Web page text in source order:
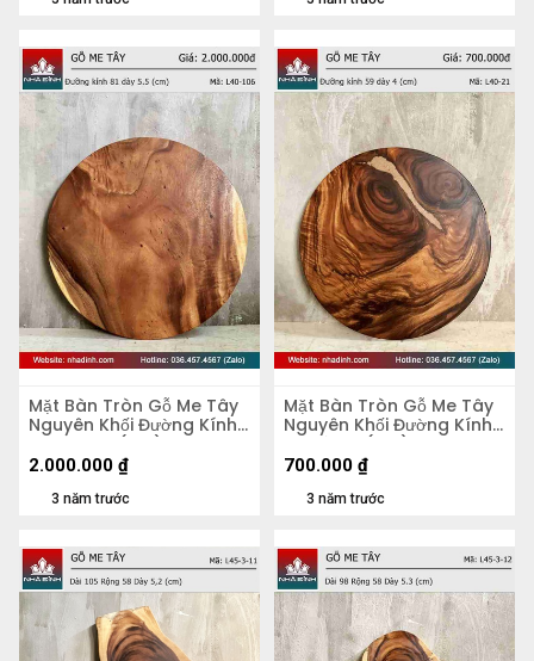
Mặt Bàn Tròn Gỗ Me Tây
Nguyên Khối Đường Kính
81 Dày 5,5 (cm)
3 năm trước
2.000.000 ₫
Mặt Bàn Tròn Gỗ Me Tây
Nguyên Khối Đường Kính
59 Dày 4 (cm)
3 năm trước
700.000 ₫